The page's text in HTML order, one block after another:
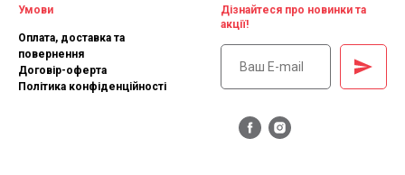
Умови
Оплата, доставка та
повернення
Договір-оферта
Політика конфіденційності
Дізнайтеся про новинки та
акції!